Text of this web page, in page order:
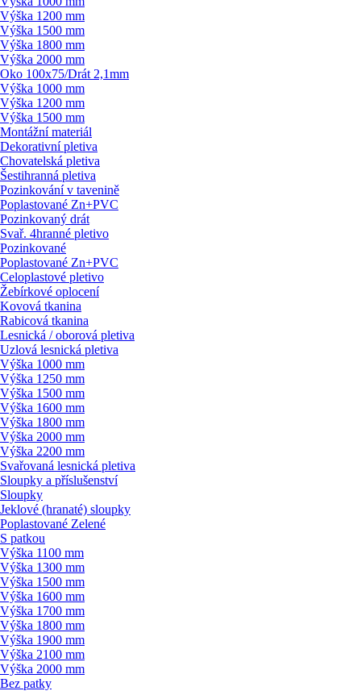
Výška 1200 mm
Výška 1500 mm
Výška 1800 mm
Výška 2000 mm
Oko 100x75/Drát 2,1mm
Výška 1000 mm
Výška 1200 mm
Výška 1500 mm
Montážní materiál
Dekorativní pletiva
Chovatelská pletiva
Šestihranná pletiva
Pozinkování v tavenině
Poplastované Zn+PVC
Pozinkovaný drát
Svař. 4hranné pletivo
Pozinkované
Poplastované Zn+PVC
Celoplastové pletivo
Žebírkové oplocení
Kovová tkanina
Rabicová tkanina
Lesnická / oborová pletiva
Uzlová lesnická pletiva
Výška 1000 mm
Výška 1250 mm
Výška 1500 mm
Výška 1600 mm
Výška 1800 mm
Výška 2000 mm
Výška 2200 mm
Svařovaná lesnická pletiva
Sloupky a příslušenství
Sloupky
Jeklové (hranaté) sloupky
Poplastované Zelené
S patkou
Výška 1100 mm
Výška 1300 mm
Výška 1500 mm
Výška 1600 mm
Výška 1700 mm
Výška 1800 mm
Výška 1900 mm
Výška 2100 mm
Výška 2000 mm
Bez patky